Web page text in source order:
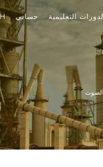
الدورات التعليمية حسابي